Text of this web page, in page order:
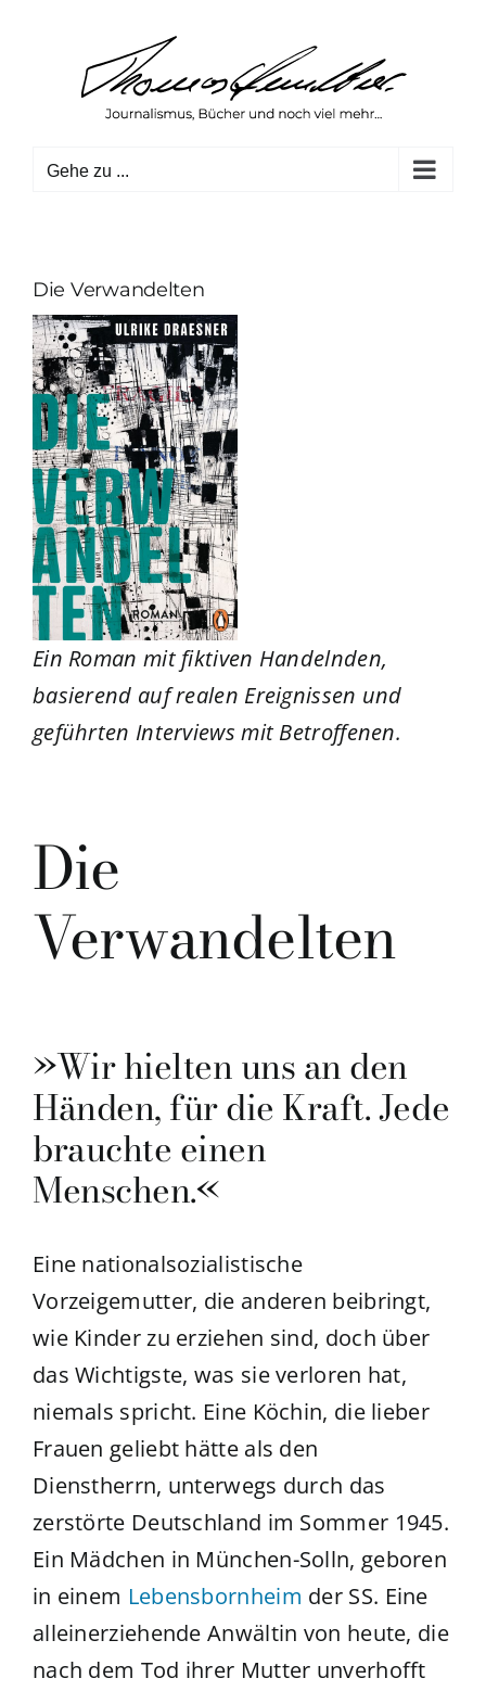
springen
Gehe zu ...
Die Verwandelten
Ein Roman mit fiktiven Handelnden,
basierend auf realen Ereignissen und
geführten Interviews mit Betroffenen.
Die
Verwandelten
»Wir hielten uns an den
Händen, für die Kraft. Jede
brauchte einen
Menschen.«
Eine nationalsozialistische
Vorzeigemutter, die anderen beibringt,
wie Kinder zu erziehen sind, doch über
das Wichtigste, was sie verloren hat,
niemals spricht. Eine Köchin, die lieber
Frauen geliebt hätte als den
Dienstherrn, unterwegs durch das
zerstörte Deutschland im Sommer 1945.
Ein Mädchen in München-Solln, geboren
in einem Lebensbornheim der SS. Eine
alleinerziehende Anwältin von heute, die
nach dem Tod ihrer Mutter unverhofft